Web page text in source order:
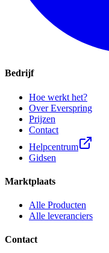
Bedrijf
Hoe werkt het?
Over Everspring
Prijzen
Contact
Helpcentrum
Gidsen
Marktplaats
Alle Producten
Alle leveranciers
Contact